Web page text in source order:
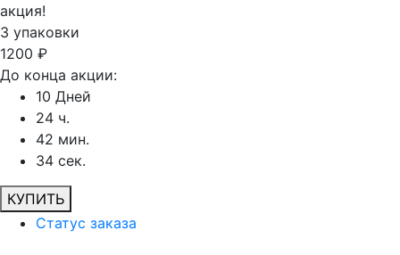
акция!
3 упаковки
1200 ₽
До конца акции:
10 Дней
24 ч.
42 мин.
34 сек.
КУПИТЬ
Статус заказа